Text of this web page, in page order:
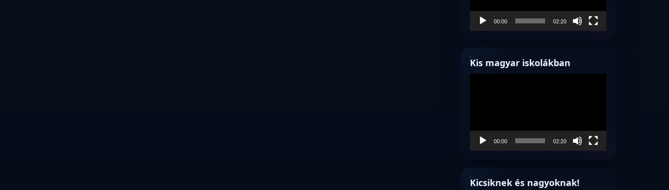
00:00 02:20
Kis magyar iskolákban
00:00 02:20
Kicsiknek és nagyoknak!